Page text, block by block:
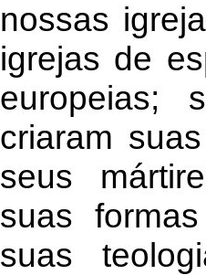
nossas
igrejas de
europeias;
criaram
seus
suas
suas